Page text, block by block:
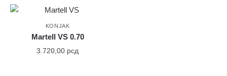
KONJAK
Martell VS 0.70
3.720,00 рсд